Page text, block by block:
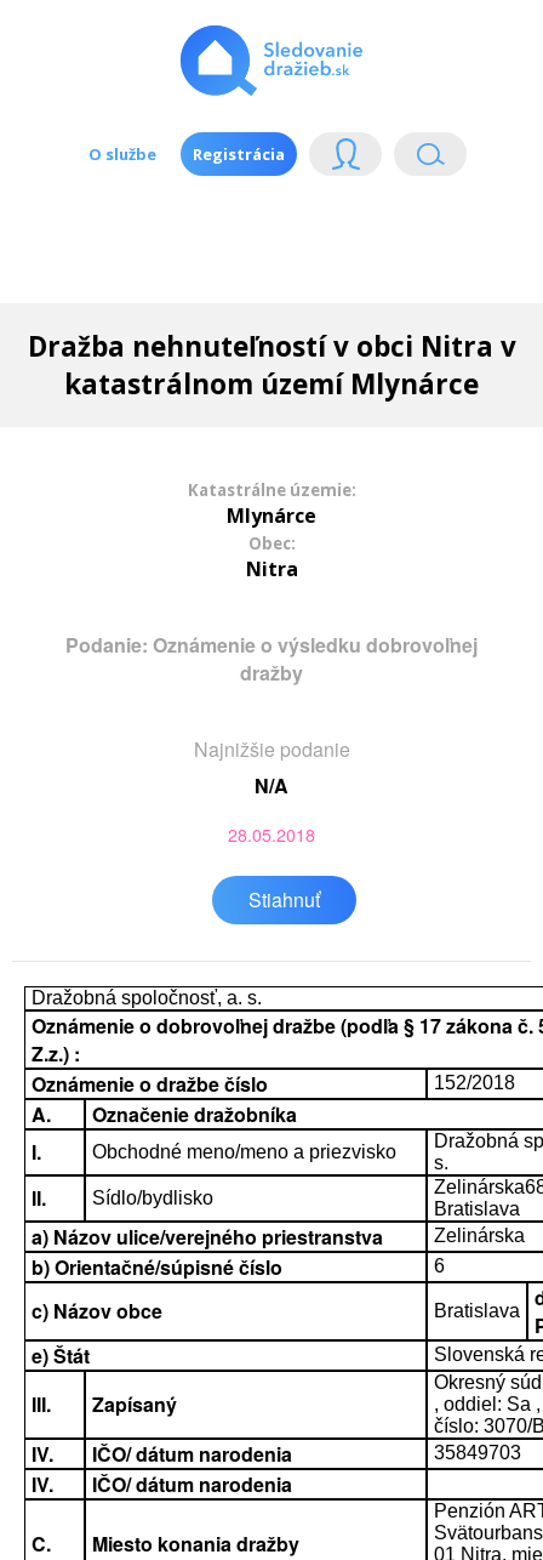
O službe Registrácia
Dražba nehnuteľností v obci Nitra v
katastrálnom území Mlynárce
Katastrálne územie:
Mlynárce
Obec:
Nitra
Podanie: Oznámenie o výsledku dobrovoľnej
dražby
Najnižšie podanie
N/A
28.05.2018
Stiahnuť
Dražobná spoločnosť, a. s.
Oznámenie o dobrovoľnej dražbe (podľa § 17 zákona č.
Z.z.) :
Oznámenie o dražbe číslo
152/2018
A.
Označenie dražobníka
I.
Obchodné meno/meno a priezvisko
Dražobná
s.
II. Sídlo/bydlisko
Bratislava
a) Názov ulice/verejného priestranstva Zelinárska
b) Orientačné/súpisné číslo 6
c) Názov obce Bratislava
e) Štát
Slovenská
III. Zapísaný
Okresný
, oddiel: Sa
číslo: 3070/
IV. IČO/ dátum narodenia 35849703
IV. IČO/ dátum narodenia
C. Miesto konania dražby
Penzión
01 Nitra,